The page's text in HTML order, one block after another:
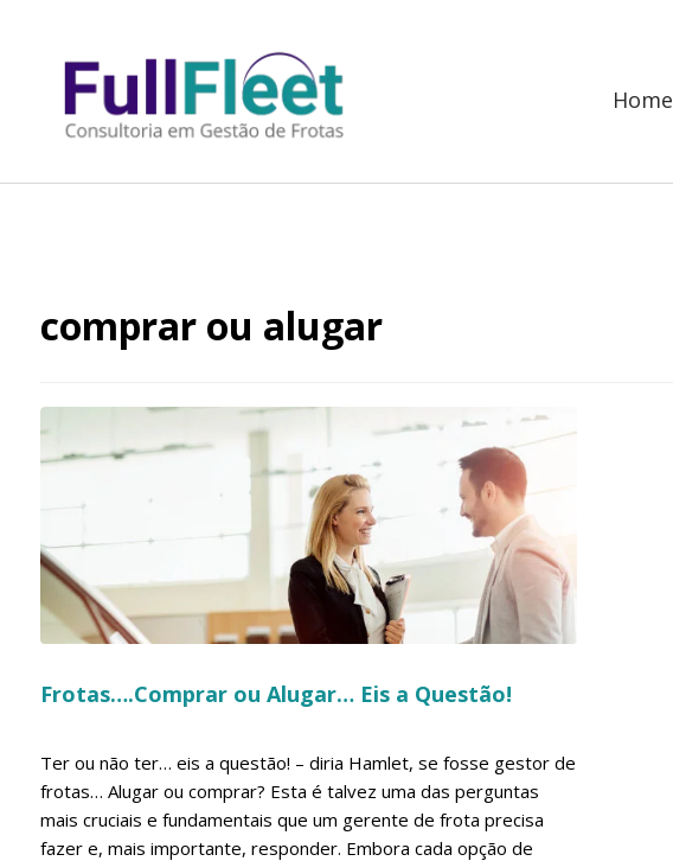
Home
comprar ou alugar
Frotas….Comprar ou Alugar… Eis a Questão!
Ter ou não ter… eis a questão! – diria Hamlet, se fosse gestor de
frotas… Alugar ou comprar? Esta é talvez uma das perguntas
mais cruciais e fundamentais que um gerente de frota precisa
fazer e, mais importante, responder. Embora cada opção de